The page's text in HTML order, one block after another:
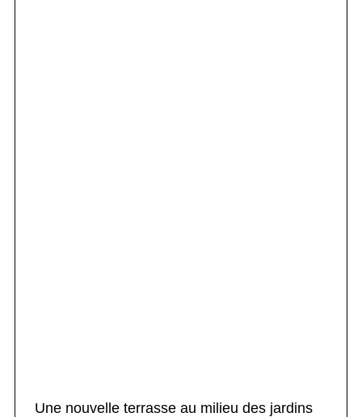
Une nouvelle terrasse au milieu des jardins